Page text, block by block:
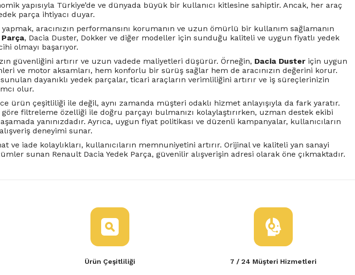
yapısıyla Türkiye’de ve dünyada büyük bir kullanıcı kitlesine sahiptir. Ancak, her araç
parça ihtiyacı duyar.
aracınızın performansını korumanın ve uzun ömürlü bir kullanım sağlamanın
, Dacia Duster, Dokker ve diğer modeller için sunduğu kaliteli ve uygun fiyatlı yedek
olmayı başarıyor.
güvenliğini artırır ve uzun vadede maliyetleri düşürür. Örneğin, Dacia Duster için uygun
ve motor aksamları, hem konforlu bir sürüş sağlar hem de aracınızın değerini korur.
dayanıklı yedek parçalar, ticari araçların verimliliğini artırır ve iş süreçlerinizin
olur.
ürün çeşitliliği ile değil, aynı zamanda müşteri odaklı hizmet anlayışıyla da fark yaratır.
filtreleme özelliği ile doğru parçayı bulmanızı kolaylaştırırken, uzman destek ekibi
yanınızdadır. Ayrıca, uygun fiyat politikası ve düzenli kampanyalar, kullanıcıların
deneyimi sunar.
ve iade kolaylıkları, kullanıcıların memnuniyetini artırır. Orijinal ve kaliteli yan sanayi
sunan Renault Dacia Yedek Parça, güvenilir alışverişin adresi olarak öne çıkmaktadır.
Ürün Çeşitliliği 7 / 24 Müşteri Hizmetleri